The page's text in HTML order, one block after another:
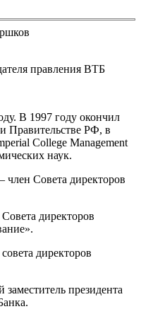
правления ВТБ
В 1997 году окончил
Правительстве РФ, в
College Management
наук.
Совета директоров
директоров
директоров
президента